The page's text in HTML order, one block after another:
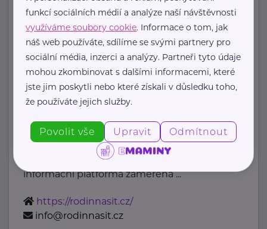
mzcr@mzcr.cz
Rodinná síť
Klimentská 1246/1 Praha 1
Průvodce světem náhradní rodinné
péče v ČR
Portál Rodinná síť je přední
informační platforma zaměřená ...
https://rodinnasit.cz/
info@rodinnasit.cz
funkcí sociálních médií a analýze naší návštěvnosti
využíváme soubory cookie. Informace o tom, jak
náš web používáte, sdílíme se svými partnery pro
sociální média, inzerci a analýzy. Partneři tyto údaje
mohou zkombinovat s dalšími informacemi, které
jste jim poskytli nebo které získali v důsledku toho,
že používáte jejich služby.
Povolit vše Upravit Odmítnout